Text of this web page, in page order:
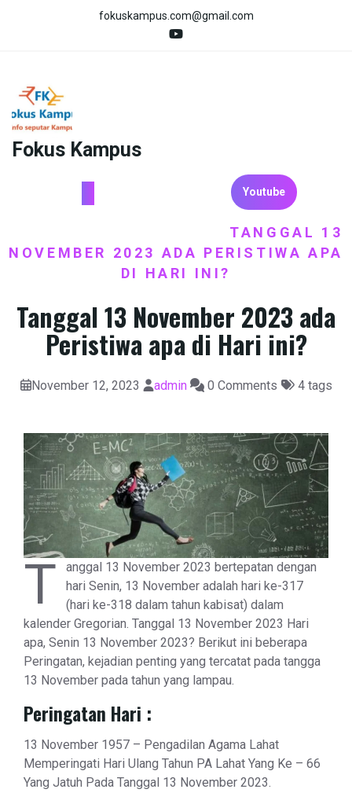
fokuskampus.com@gmail.com
Fokus Kampus
Youtube
TANGGAL 13
NOVEMBER 2023 ADA PERISTIWA APA
DI HARI INI?
Tanggal 13 November 2023 ada
Peristiwa apa di Hari ini?
November 12, 2023 admin 0 Comments 4 tags
T
anggal 13 November 2023 bertepatan dengan
hari Senin, 13 November adalah hari ke-317
(hari ke-318 dalam tahun kabisat) dalam
kalender Gregorian. Tanggal 13 November 2023 Hari
apa, Senin 13 November 2023? Berikut ini beberapa
Peringatan, kejadian penting yang tercatat pada tangga
13 November pada tahun yang lampau.
Peringatan Hari :
13 November 1957 – Pengadilan Agama Lahat
Memperingati Hari Ulang Tahun PA Lahat Yang Ke – 66
Yang Jatuh Pada Tanggal 13 November 2023.